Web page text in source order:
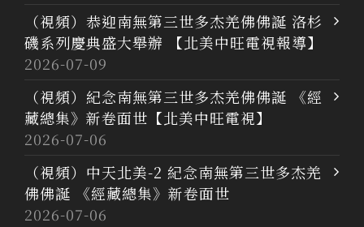
（視頻）恭迎南無第三世多杰羌佛佛誕 洛杉
磯系列慶典盛大舉辦 【北美中旺電視報導】
2026-07-09
（視頻）紀念南無第三世多杰羌佛佛誕 《經
藏總集》新卷面世【北美中旺電視】
2026-07-06
（視頻）中天北美-2 紀念南無第三世多杰羌
佛佛誕 《經藏總集》新卷面世
2026-07-06